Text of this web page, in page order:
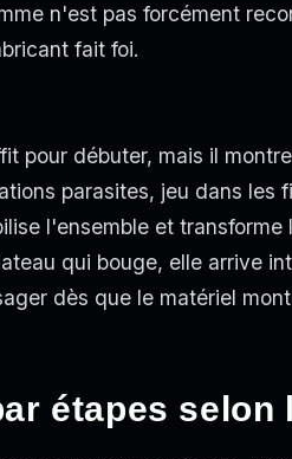
n'est pas forcément
fait foi.
pour débuter, mais il
parasites, jeu dans les
l'ensemble et
qui bouge, elle arrive
dès que le matériel
étapes selon